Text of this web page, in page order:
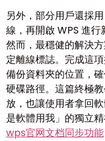
另外，部分用戶還採
線，再開啟 WPS 進行
然而，最穩健的解決
定離線標誌。完成這
備份資料夾的位置，
硬碟路徑。這篇終極
放，也讓使用者拿回
是軟體用我」的獨立精
wps官网文档同步功能